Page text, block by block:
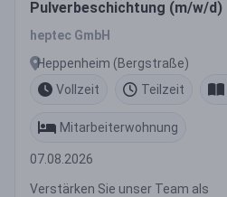
Pulverbeschichtung (m/w/d)
heptec GmbH
Heppenheim (Bergstraße)
Vollzeit
Teilzeit
Mitarbeiterwohnung
07.08.2026
Verstärken Sie unser Team als